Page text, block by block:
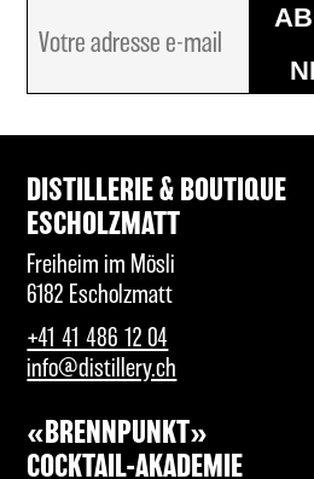
DISTILLERIE & BOUTIQUE
ESCHOLZMATT
Freiheim im Mösli
6182 Escholzmatt
+41 41 486 12 04
info@distillery.ch
«BRENNPUNKT»
COCKTAIL-AKADEMIE